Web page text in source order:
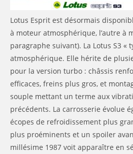
Lotus Esprit est désormais
à moteur atmosphérique, l’autre à
paragraphe suivant). La Lotus S3 «
atmosphérique. Elle hérite de
pour la version turbo : châssis
efficaces, freins plus gros, et
souple mettant un terme aux
précédents. La carrosserie évolue
écopes de refroidissement plus
plus proéminents et un spoiler
millésime 1987 voit apparaître en